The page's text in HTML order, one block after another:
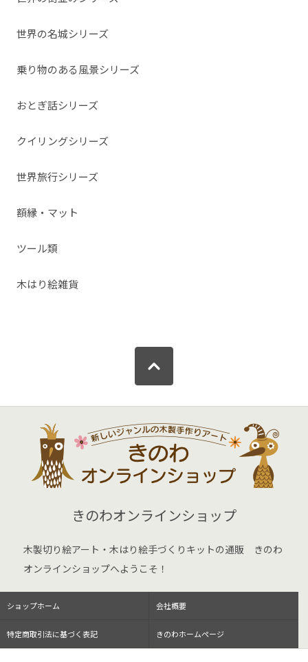
世界の名城シリーズ
乗り物のある風景シリーズ
おとぎ話シリーズ
クイリングシリーズ
世界旅行シリーズ
額縁・マット
ツール類
木はり絵雑貨
きのわオンラインショップ
木製切り絵アート・木はり絵手づくりキットの通販 きのわ
オンラインショップへようこそ！
ショップホーム 会社概要
特定商取引法に基づく表記 きのわホームページ